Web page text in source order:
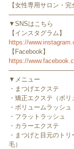
【女性専用サロン・完
▼SNSはこちら
【インスタグラム】
https://
【Facebook】
https://
▼メニュー
・まつげエクステ
・矯正エクステ（ボリ
・ボリュームラッシュ
・フラットラッシュ
・カラーエクステ
・まつげと目元のト
毛）